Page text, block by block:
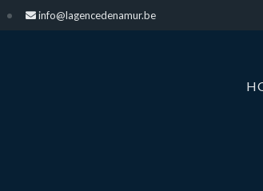
info@lagencedenamur.be